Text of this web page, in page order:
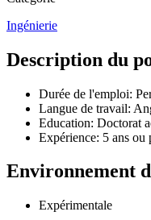
Ingénierie
Description du
Durée de l'emploi:
Langue de travail:
Education: Doctorat
Expérience: 5 ans ou
Environnement
Expérimentale